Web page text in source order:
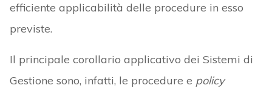
efficiente applicabilità delle procedure in esso
previste.
Il principale corollario applicativo dei Sistemi di
Gestione sono, infatti, le procedure e policy